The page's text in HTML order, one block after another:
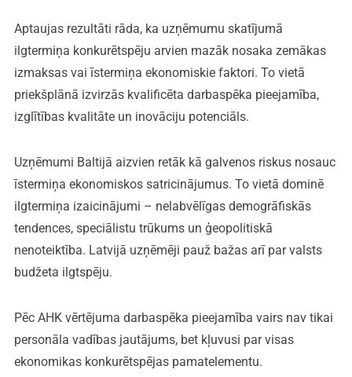
Aptaujas rezultāti rāda, ka uzņēmumu skatījumā
ilgtermiņa konkurētspēju arvien mazāk nosaka zemākas
izmaksas vai īstermiņa ekonomiskie faktori. To vietā
priekšplānā izvirzās kvalificēta darbaspēka pieejamība,
izglītības kvalitāte un inovāciju potenciāls.
Uzņēmumi Baltijā aizvien retāk kā galvenos riskus nosauc
īstermiņa ekonomiskos satricinājumus. To vietā dominē
ilgtermiņa izaicinājumi – nelabvēlīgas demogrāfiskās
tendences, speciālistu trūkums un ģeopolitiskā
nenoteiktība. Latvijā uzņēmēji pauž bažas arī par valsts
budžeta ilgtspēju.
Pēc AHK vērtējuma darbaspēka pieejamība vairs nav tikai
personāla vadības jautājums, bet kļuvusi par visas
ekonomikas konkurētspējas pamatelementu.